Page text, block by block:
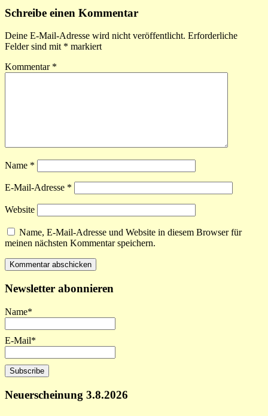
Schreibe einen Kommentar
Deine E-Mail-Adresse wird nicht veröffentlicht. Erforderliche
Felder sind mit * markiert
Kommentar *
Name *
E-Mail-Adresse *
Website
Name, E-Mail-Adresse und Website in diesem Browser für
meinen nächsten Kommentar speichern.
Newsletter abonnieren
Name*
E-Mail*
Neuerscheinung 3.8.2026